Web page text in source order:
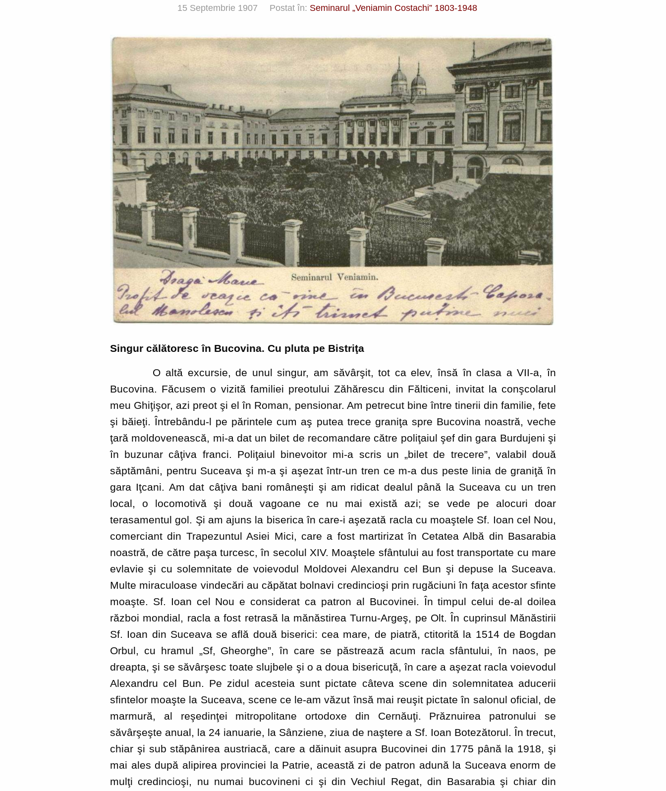
15 Septembrie 1907 Postat în: Seminarul „Veniamin Costachi” 1803-1948
Singur călătoresc în Bucovina. Cu pluta pe Bistriţa
O altă excursie, de unul singur, am săvârşit, tot ca elev, însă în clasa a VII-a, în
Bucovina. Făcusem o vizită familiei preotului Zăhărescu din Fălticeni, invitat la conşcolarul
meu Ghiţişor, azi preot şi el în Roman, pensionar. Am petrecut bine între tinerii din familie, fete
şi băieţi. Întrebându-l pe părintele cum aş putea trece graniţa spre Bucovina noastră, veche
ţară moldovenească, mi-a dat un bilet de recomandare către poliţaiul şef din gara Burdujeni şi
în buzunar câţiva franci. Poliţaiul binevoitor mi-a scris un „bilet de trecere”, valabil două
săptămâni, pentru Suceava şi m-a şi aşezat într-un tren ce m-a dus peste linia de graniţă în
gara Iţcani. Am dat câţiva bani româneşti şi am ridicat dealul până la Suceava cu un tren
local, o locomotivă şi două vagoane ce nu mai există azi; se vede pe alocuri doar
terasamentul gol. Şi am ajuns la biserica în care-i aşezată racla cu moaştele Sf. Ioan cel Nou,
comerciant din Trapezuntul Asiei Mici, care a fost martirizat în Cetatea Albă din Basarabia
noastră, de către paşa turcesc, în secolul XIV. Moaştele sfântului au fost transportate cu mare
evlavie şi cu solemnitate de voievodul Moldovei Alexandru cel Bun şi depuse la Suceava.
Multe miraculoase vindecări au căpătat bolnavi credincioşi prin rugăciuni în faţa acestor sfinte
moaşte. Sf. Ioan cel Nou e considerat ca patron al Bucovinei. În timpul celui de-al doilea
război mondial, racla a fost retrasă la mănăstirea Turnu-Argeş, pe Olt. În cuprinsul Mănăstirii
Sf. Ioan din Suceava se află două biserici: cea mare, de piatră, ctitorită la 1514 de Bogdan
Orbul, cu hramul „Sf, Gheorghe”, în care se păstrează acum racla sfântului, în naos, pe
dreapta, şi se săvârşesc toate slujbele şi o a doua bisericuţă, în care a aşezat racla voievodul
Alexandru cel Bun. Pe zidul acesteia sunt pictate câteva scene din solemnitatea aducerii
sfintelor moaşte la Suceava, scene ce le-am văzut însă mai reuşit pictate în salonul oficial, de
marmură, al reşedinţei mitropolitane ortodoxe din Cernăuţi. Prăznuirea patronului se
săvârşeşte anual, la 24 ianuarie, la Sânziene, ziua de naştere a Sf. Ioan Botezătorul. În trecut,
chiar şi sub stăpânirea austriacă, care a dăinuit asupra Bucovinei din 1775 până la 1918, şi
mai ales după alipirea provinciei la Patrie, această zi de patron adună la Suceava enorm de
mulţi credincioşi, nu numai bucovineni ci şi din Vechiul Regat, din Basarabia şi chiar din